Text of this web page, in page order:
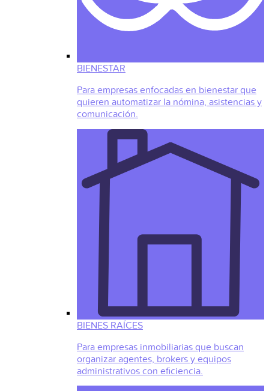
BIENESTAR
Para empresas enfocadas en bienestar que
quieren automatizar la nómina, asistencias y
comunicación.
BIENES RAÍCES
Para empresas inmobiliarias que buscan
organizar agentes, brokers y equipos
administrativos con eficiencia.